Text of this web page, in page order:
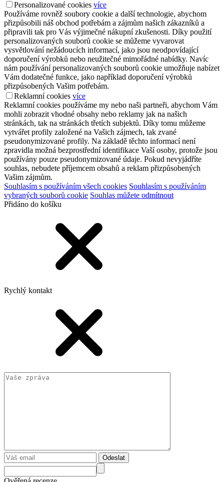
Personalizované cookies více
Používáme rovněž soubory cookie a další technologie, abychom
přizpůsobili náš obchod potřebám a zájmům našich zákazníků a
připravili tak pro Vás výjimečné nákupní zkušenosti. Díky použití
personalizovaných souborů cookie se můžeme vyvarovat
vysvětlování nežádoucích informací, jako jsou neodpovídající
doporučení výrobků nebo neužitečné mimořádné nabídky. Navíc
nám používání personalizovaných souborů cookie umožňuje nabízet
Vám dodatečné funkce, jako například doporučení výrobků
přizpůsobených Vašim potřebám.
Reklamní cookies více
Reklamní cookies používáme my nebo naši partneři, abychom Vám
mohli zobrazit vhodné obsahy nebo reklamy jak na našich
stránkách, tak na stránkách třetích subjektů. Díky tomu můžeme
vytvářet profily založené na Vašich zájmech, tak zvané
pseudonymizované profily. Na základě těchto informací není
zpravidla možná bezprostřední identifikace Vaší osoby, protože jsou
používány pouze pseudonymizované údaje. Pokud nevyjádříte
souhlas, nebudete příjemcem obsahů a reklam přizpůsobených
Vašim zájmům.
Souhlasím s používáním všech cookies Souhlasím s používáním
vybraných souborů cookie Souhlas můžete odmítnout
Přidáno do košíku
Rychlý kontakt
Odeslat